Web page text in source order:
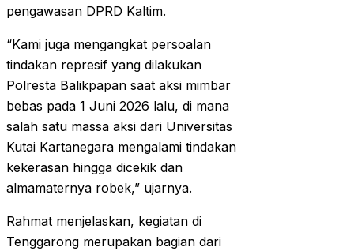
pengawasan DPRD Kaltim.
“Kami juga mengangkat persoalan
tindakan represif yang dilakukan
Polresta Balikpapan saat aksi mimbar
bebas pada 1 Juni 2026 lalu, di mana
salah satu massa aksi dari Universitas
Kutai Kartanegara mengalami tindakan
kekerasan hingga dicekik dan
almamaternya robek,” ujarnya.
Rahmat menjelaskan, kegiatan di
Tenggarong merupakan bagian dari